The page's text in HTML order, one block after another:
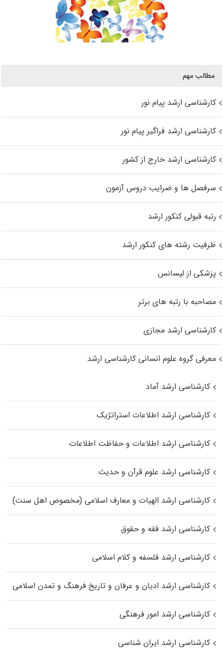
مطالب مهم
کارشناسی ارشد پیام نور
کارشناسی ارشد فراگیر پیام نور
کارشناسی ارشد خارج از کشور
سرفصل ها و ضرایب دروس آزمون
رتبه قبولی کنکور ارشد
ظرفیت رشته های کنکور ارشد
پزشکی از لیسانس
مصاحبه با رتبه های برتر
کارشناسی ارشد مجازی
معرفی گروه علوم انسانی کارشناسی ارشد
کارشناسی ارشد آماد
کارشناسی ارشد اطلاعات استراتژیک
کارشناسی ارشد اطلاعات و حفاظت اطلاعات
کارشناسی ارشد علوم قرآن و حدیث
کارشناسی ارشد الهیات و معارف اسلامی (مخصوص اهل سنت)
کارشناسی ارشد فقه و حقوق
کارشناسی ارشد فلسفه و کلام اسلامی
کارشناسی ارشد ادیان و عرفان و تاریخ فرهنگ و تمدن اسلامی
کارشناسی ارشد امور فرهنگی
کارشناسی ارشد ایران شناسی